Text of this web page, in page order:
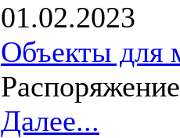
01.02.2023
Объекты для
Далее...